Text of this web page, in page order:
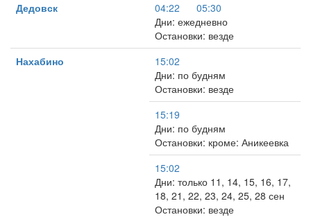
Дедовск
04:22
05:30
Дни: ежедневно
Остановки: везде
Нахабино
15:02
Дни: по будням
Остановки: везде
15:19
Дни: по будням
Остановки: кроме: Аникеевка
15:02
Дни: только 11, 14, 15, 16, 17,
18, 21, 22, 23, 24, 25, 28 сен
Остановки: везде